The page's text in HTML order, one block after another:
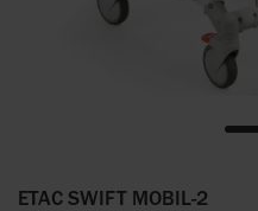
ETAC SWIFT MOBIL-2